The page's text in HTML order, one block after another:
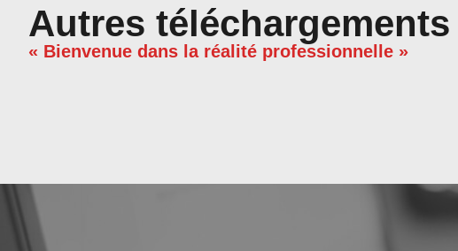
Autres téléchargements
« Bienvenue dans la réalité professionnelle »